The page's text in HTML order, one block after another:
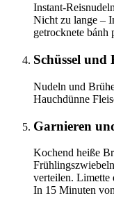
Instant-
Nicht zu lange –
getrocknete bánh
Schüssel und
Nudeln und
Hauchdünne
Garnieren
Kochend heiße
verteilen. Limette
In 15 Minuten